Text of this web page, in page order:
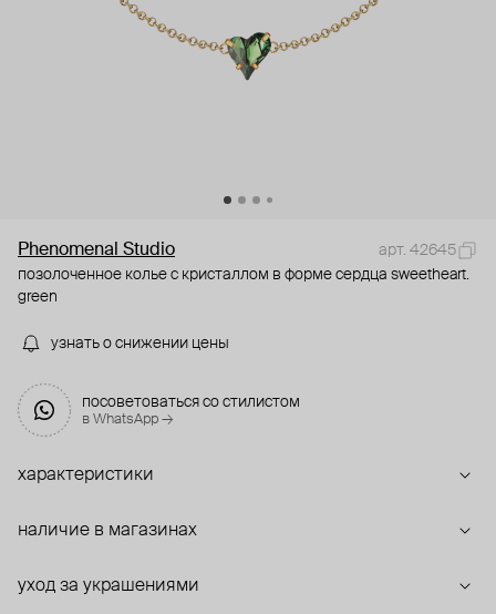
Phenomenal Studio
арт. 42645
позолоченное колье с кристаллом в форме сердца sweetheart.
green
узнать о снижении цены
посоветоваться со стилистом
в WhatsApp →
характеристики
наличие в магазинах
уход за украшениями